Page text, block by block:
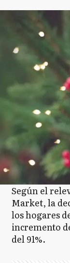
Según el
Market, la
los hogares
incremento
del 91%.